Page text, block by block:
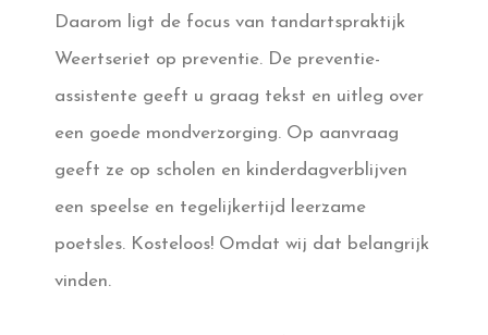
Daarom ligt de focus van tandartspraktijk
Weertseriet op preventie. De preventie-
assistente geeft u graag tekst en uitleg over
een goede mondverzorging. Op aanvraag
geeft ze op scholen en kinderdagverblijven
een speelse en tegelijkertijd leerzame
poetsles. Kosteloos! Omdat wij dat belangrijk
vinden.